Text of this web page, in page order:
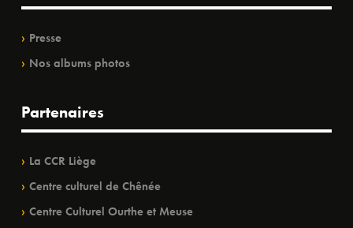
Presse
Nos albums photos
Partenaires
La CCR Liège
Centre culturel de Chênée
Centre Culturel Ourthe et Meuse